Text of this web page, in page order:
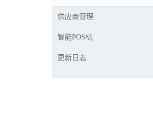
供应商管理
智能POS机
更新日志